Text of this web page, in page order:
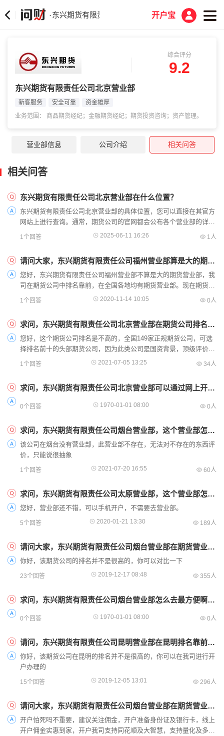
·东兴期货有限责任公司北京营业部开户宝
综合评分
9.2
东兴期货有限责任公司北京营业部
新客服务 安全可靠
资金雄厚
业务范围： 商品期货经纪；金融期货经纪；期货投资咨询；资产管理。
营业部信息 公司介绍 相关问答
相关问答
东兴期货有限责任公司北京营业部在什么位置？
东兴期货有限责任公司北京营业部的具体位置，您可以直接在其官方
网站上进行查询。通常，期货公司的官网都会公布各个营业部的详细
地址、联系方式以及营业时间，方便投资者进行实地咨询或办理业
1个回答 2025-06-11 16:26 1人
请问大家，东兴期货有限责任公司福州营业部算是大的期货营业部吗？
您好，东兴期货有限责任公司福州营业部不算是大的期货营业部，我
司在期货公司中排名靠前，在全国各地均有期货营业部。现在期货可
以手机开户，期货开户仅需要身份证和银行卡。在我司开户还...
1个回答 2020-11-14 10:05 0人
求问，东兴期货有限责任公司北京营业部在期货公司排名中高吗？
您好，这个期货公司排名是不高的，全国149家正规期货公司，可选
择排名前十的头部期货公司，因为此类公司是国资背景，顶级评价，
通道畅通，服务及时，综合实力强，值得信赖，后期服务也...
1个回答 2021-07-05 13:25 34人
求问，东兴期货有限责任公司北京营业部可以通过网上开户吗？流程复杂吗？
0个回答 1970-01-01 08:00 0人
求问，东兴期货有限责任公司烟台营业部，这个营业部怎么样啊？
该公司在烟台没有营业部，此营业部不存在，无法对不存在的东西评
价，只能说很抽象
1个回答 2021-07-20 16:55 60人
求问，东兴期货有限责任公司太原营业部，这个营业部怎么样啊？
您好，营业部还不错，可以手机开户，不需要去营业部。
5个回答 2020-01-21 13:30 189人
请问大家，东兴期货有限责任公司烟台营业部在期货营业部中算是不错的吗？
你好，该期货公司的排名并不是很高的，你可以对比一下
23个回答 2019-12-17 08:48 355人
求问，东兴期货有限责任公司烟台营业部怎么去最方便啊？有去过的吗？
0个回答 1970-01-01 08:00 0人
请问，东兴期货有限责任公司昆明营业部在昆明排名靠前吗？是大营业部吗？
你好，该期货公司在昆明的排名并不是很高的，你可以在我司进行开
户办理的
15个回答 2019-12-05 13:01 296人
请问大家，东兴期货有限责任公司烟台营业部在期货营业部排名中高吗？服务怎么样啊？
开户怕死吗不重要，建议关注佣金，开户准备身份证及银行卡，线上
开户佣金实惠到家，开户我司支持同花顺及大智慧，支持量化及多账